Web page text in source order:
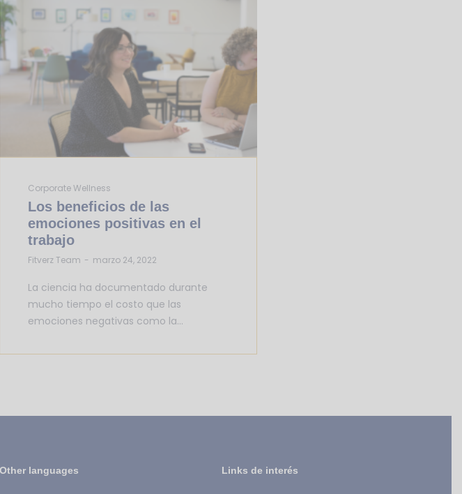
Corporate Wellness
Los beneficios de las
emociones positivas en el
trabajo
by
Fitverz Team marzo 24, 2022
La ciencia ha documentado durante
mucho tiempo el costo que las
emociones negativas como la…
Other languages Links de interés